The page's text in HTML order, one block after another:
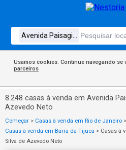
Usamos cookies. Continue navegando se
parceiros
8.248 casas à venda em Avenida
Azevedo Neto
Começar > Casas à venda em Rio de Janeiro >
Casas à venda em Barra da Tijuca > Casas à
Silva de Azevedo Neto